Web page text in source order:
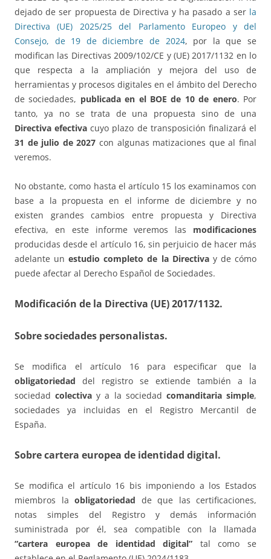
dejado de ser propuesta de Directiva y ha pasado a ser la
Directiva (UE) 2025/25 del Parlamento Europeo y del
Consejo, de 19 de diciembre de 2024, por la que se
modifican las Directivas 2009/102/CE y (UE) 2017/1132 en lo
que respecta a la ampliación y mejora del uso de
herramientas y procesos digitales en el ámbito del Derecho
de sociedades, publicada en el BOE de 10 de enero. Por
tanto, ya no se trata de una propuesta sino de una
Directiva efectiva cuyo plazo de transposición finalizará el
31 de julio de 2027 con algunas matizaciones que al final
veremos.
No obstante, como hasta el artículo 15 los examinamos con
base a la propuesta en el informe de diciembre y no
existen grandes cambios entre propuesta y Directiva
efectiva, en este informe veremos las modificaciones
producidas desde el artículo 16, sin perjuicio de hacer más
adelante unestudio completo de la Directivay de cómo
puede afectar al Derecho Español de Sociedades.
Modificación de la Directiva (UE) 2017/1132.
Sobre sociedades personalistas.
Se modifica el artículo 16 para especificar que la
obligatoriedad del registro se extiende también a la
sociedadcolectiva y a la sociedad comanditaria simple,
sociedades ya incluidas en el Registro Mercantil de
España.
Sobre cartera europea de identidad digital.
Se modifica el artículo 16 bis imponiendo a los Estados
miembros la obligatoriedad de que las certificaciones,
notas simples del Registro y demás información
suministrada por él, sea compatible con la llamada
“cartera europea de identidad digital” tal como se